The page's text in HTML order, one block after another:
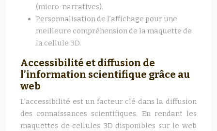
(micro-narratives).
Personnalisation de l’affichage pour une
meilleure compréhension de la maquette de
la cellule 3D.
Accessibilité et diffusion de
l’information scientifique grâce au
web
L’accessibilité est un facteur clé dans la diffusion
des connaissances scientifiques. En rendant les
maquettes de cellules 3D disponibles sur le web